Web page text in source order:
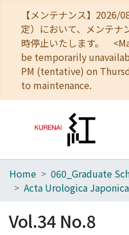
【メンテナンス】2026/
定）において、メンテナ
時停止いたします。
be temporarily
PM (tentative) on
to maintenance.
Home
Browse
Home
Acta Urologica Japonica
Vol.34 No.8